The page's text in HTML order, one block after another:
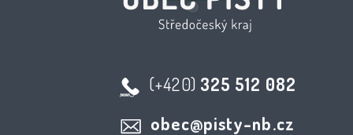
(+420) 325 512 082
obec@pisty-nb.cz